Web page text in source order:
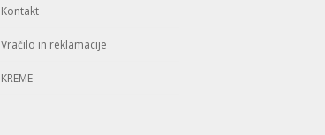
Kontakt
Vračilo in reklamacije
KREME